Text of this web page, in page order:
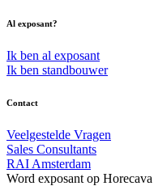
Al exposant?
Ik ben al exposant
Ik ben standbouwer
Contact
Veelgestelde Vragen
Sales Consultants
RAI Amsterdam
Word exposant op Horecava